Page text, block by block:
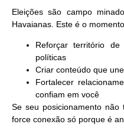
Eleições são campo
Havaianas. Este é o
Reforçar território de
políticas
Criar conteúdo que une
Fortalecer
confiam em você
Se seu posicionamento
force conexão só porque é